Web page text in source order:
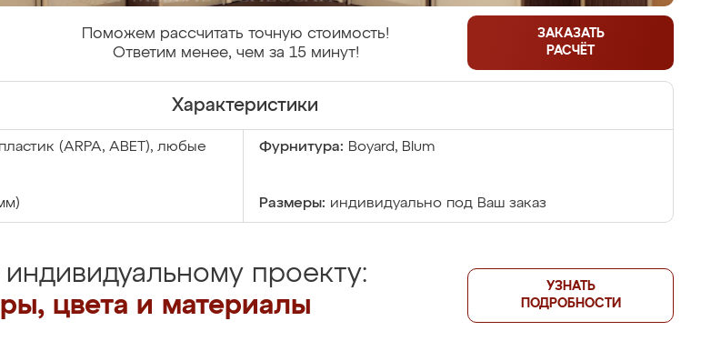
Поможем рассчитать точную стоимость!
Ответим менее, чем за 15 минут!
ЗАКАЗАТЬ
РАСЧЁТ
Характеристики
(ARPA, ABET), любые
Фурнитура: Boyard, Blum
Размеры: индивидуально под Ваш заказ
проекту:
цвета и материалы
УЗНАТЬ
ПОДРОБНОСТИ